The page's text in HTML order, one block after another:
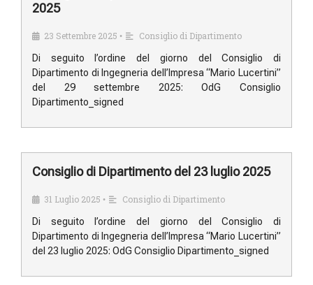
2025
23 Settembre 2025 •
Consiglio di Dipartimento
Di seguito l’ordine del giorno del Consiglio di
Dipartimento di Ingegneria dell’Impresa “Mario Lucertini”
del 29 settembre 2025: OdG Consiglio
Dipartimento_signed
Consiglio di Dipartimento del 23 luglio 2025
31 Luglio 2025 •
Consiglio di Dipartimento
Di seguito l’ordine del giorno del Consiglio di
Dipartimento di Ingegneria dell’Impresa “Mario Lucertini”
del 23 luglio 2025: OdG Consiglio Dipartimento_signed